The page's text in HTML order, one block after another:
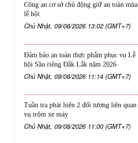
Công an cơ sở chủ động giữ an toàn mùa
lễ hội
Chủ Nhật, 09/08/2026 13:02 (GMT+7)
Đảm bảo an toàn thực phẩm phục vụ Lễ
hội Sầu riêng Đắk Lắk năm 2026
Chủ Nhật, 09/08/2026 11:14 (GMT+7)
Tuần tra phát hiện 2 đối tượng liên quan
vụ trộm xe máy
Chủ Nhật, 09/08/2026 11:00 (GMT+7)